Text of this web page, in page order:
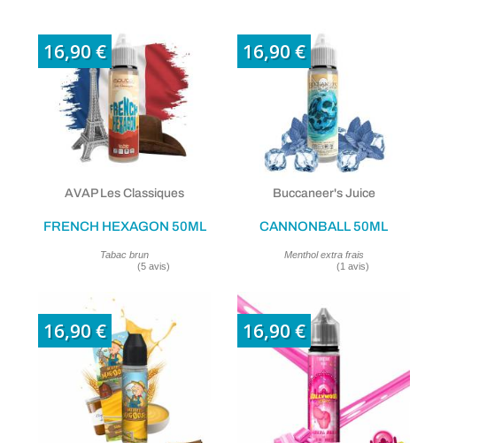
16,90 €
AVAP Les Classiques
FRENCH HEXAGON 50ML
Tabac brun
16,90 €
Buccaneer's Juice
CANNONBALL 50ML
Menthol extra frais
16,90 € 16,90 €